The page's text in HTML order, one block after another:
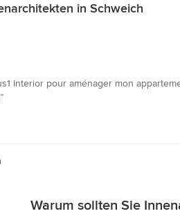
in Schweich
Interior pour aménager mon
Warum sollten Sie